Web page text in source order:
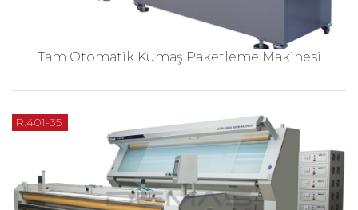
Tam Otomatik Kumaş Paketleme Makinesi
R.401-35